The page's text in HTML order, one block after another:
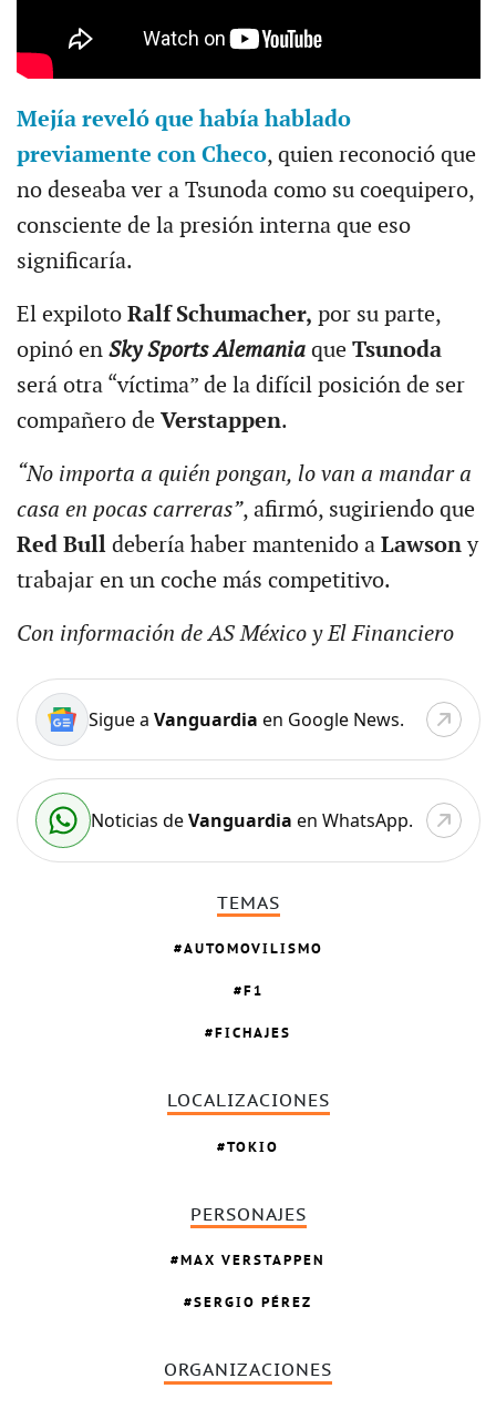
Mejía reveló que había hablado
previamente con Checo, quien reconoció que
no deseaba ver a Tsunoda como su coequipero,
consciente de la presión interna que eso
significaría.
El expiloto Ralf Schumacher, por su parte,
opinó enSky Sports Alemaniaque Tsunoda
será otra “víctima” de la difícil posición de ser
compañero de Verstappen.
“No importa a quién pongan, lo van a mandar a
casa en pocas carreras”, afirmó, sugiriendo que
Red Bull debería haber mantenido a Lawsony
trabajar en un coche más competitivo.
Con información de AS México y El Financiero
Sigue a Vanguardia en Google News.
Noticias deVanguardia en WhatsApp.
TEMAS
AUTOMOVILISMO
F1
FICHAJES
LOCALIZACIONES
TOKIO
PERSONAJES
MAX VERSTAPPEN
SERGIO PÉREZ
ORGANIZACIONES